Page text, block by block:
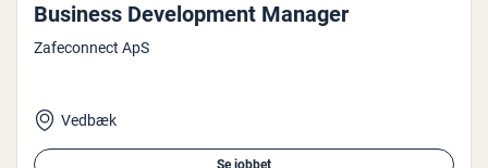
Business De­ve­l­op­ment Manager
Zafeconnect ApS
Vedbæk
Se jobbet